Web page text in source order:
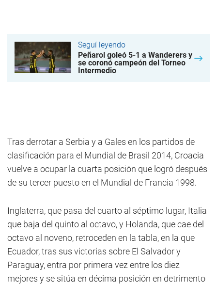
Seguí leyendo
Peñarol goleó 5-1 a Wanderers y
se coronó campeón del Torneo
Intermedio
Tras derrotar a Serbia y a Gales en los partidos de
clasificación para el Mundial de Brasil 2014, Croacia
vuelve a ocupar la cuarta posición que logró después
de su tercer puesto en el Mundial de Francia 1998.
Inglaterra, que pasa del cuarto al séptimo lugar, Italia
que baja del quinto al octavo, y Holanda, que cae del
octavo al noveno, retroceden en la tabla, en la que
Ecuador, tras sus victorias sobre El Salvador y
Paraguay, entra por primera vez entre los diez
mejores y se sitúa en décima posición en detrimento